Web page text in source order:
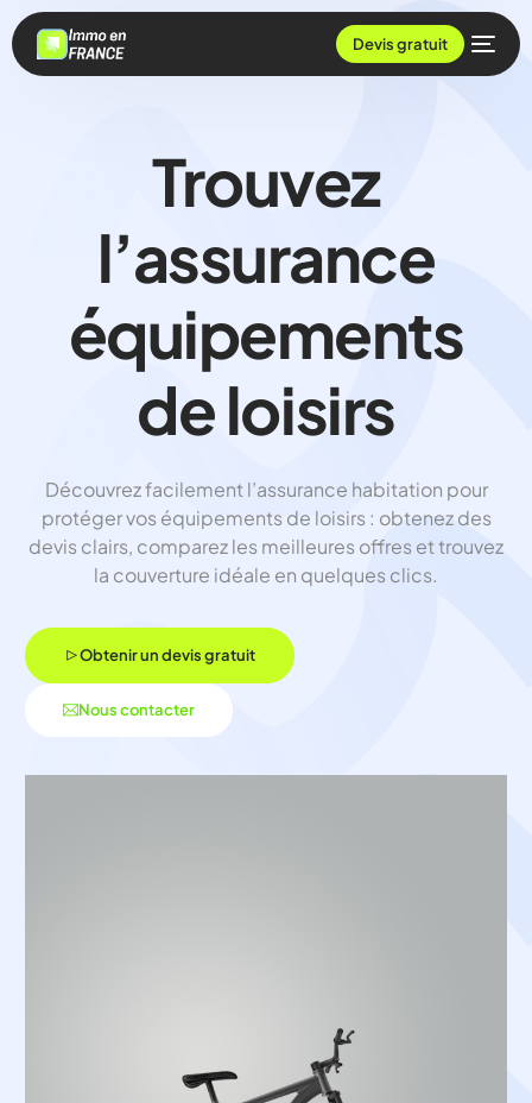
Devis gratuit
Trouvez
l’assurance
équipements
de loisirs
Découvrez facilement l’assurance habitation pour
protéger vos équipements de loisirs : obtenez des
devis clairs, comparez les meilleures offres et trouvez
la couverture idéale en quelques clics.
Obtenir un devis gratuit
Nous contacter